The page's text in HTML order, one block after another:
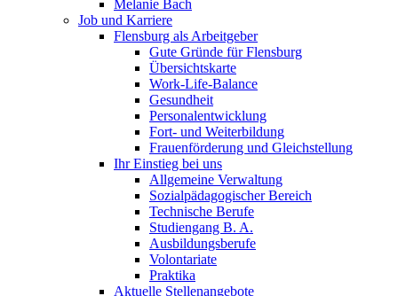
Melanie Bach
Job und Karriere
Flensburg als Arbeitgeber
Gute Gründe für Flensburg
Übersichtskarte
Work-Life-Balance
Gesundheit
Personalentwicklung
Fort- und Weiterbildung
Frauenförderung und Gleichstellung
Ihr Einstieg bei uns
Allgemeine Verwaltung
Sozialpädagogischer Bereich
Technische Berufe
Studiengang B. A.
Ausbildungsberufe
Volontariate
Praktika
Aktuelle Stellenangebote